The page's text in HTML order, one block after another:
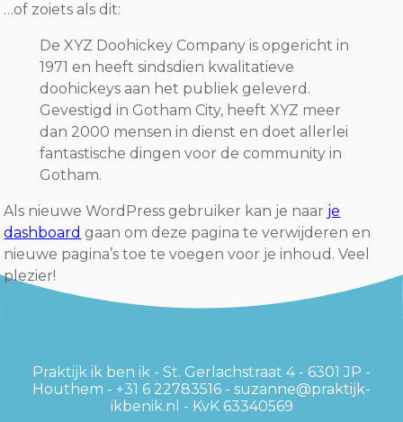
…of zoiets als dit:
De XYZ Doohickey Company is opgericht in
1971 en heeft sindsdien kwalitatieve
doohickeys aan het publiek geleverd.
Gevestigd in Gotham City, heeft XYZ meer
dan 2000 mensen in dienst en doet allerlei
fantastische dingen voor de community in
Gotham.
Als nieuwe WordPress gebruiker kan je naar je
dashboard gaan om deze pagina te verwijderen en
nieuwe pagina’s toe te voegen voor je inhoud. Veel
plezier!
Praktijk ik ben ik - St. Gerlachstraat 4 - 6301 JP -
Houthem - +31 6 22783516 - suzanne@praktijk-
ikbenik.nl - KvK 63340569